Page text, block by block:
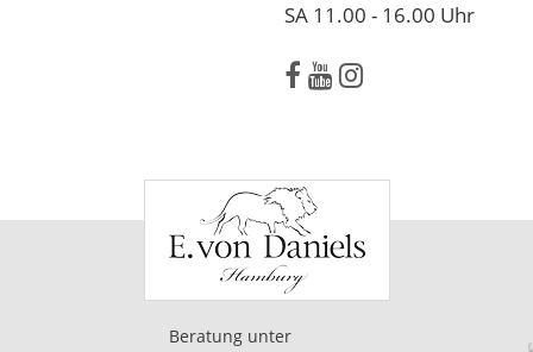
SA 11.00 - 16.00 Uhr
Beratung unter